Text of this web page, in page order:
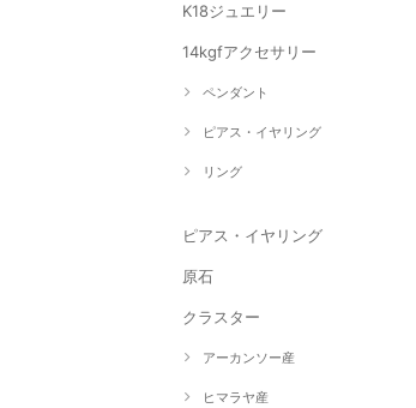
K18ジュエリー
14kgfアクセサリー
ペンダント
ピアス・イヤリング
リング
ピアス・イヤリング
原石
クラスター
アーカンソー産
ヒマラヤ産